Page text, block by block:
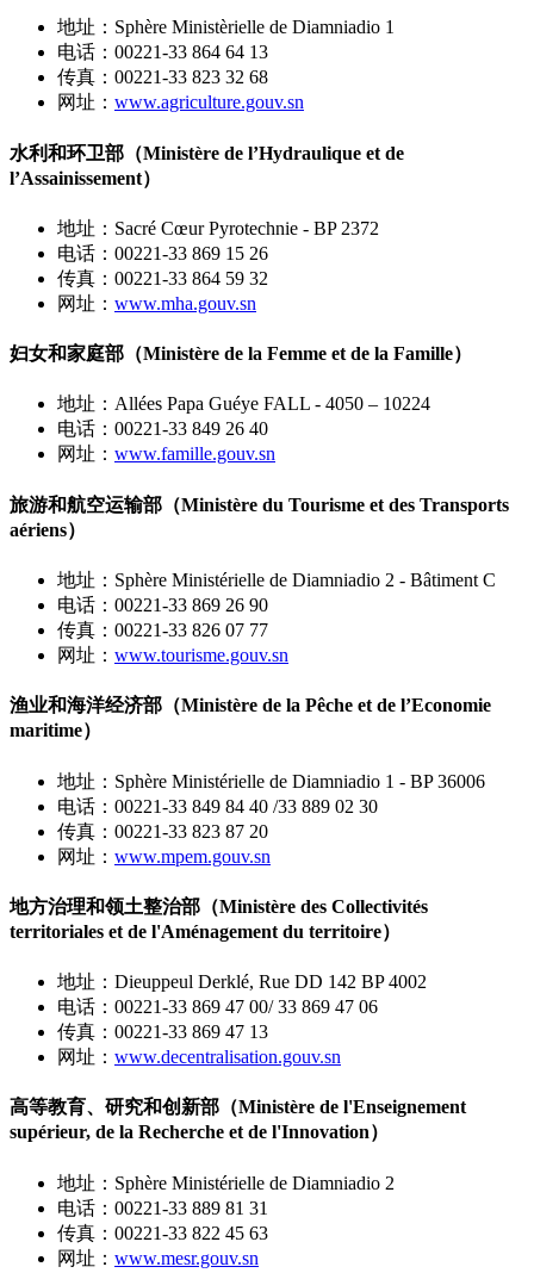
地址：Sphère Ministèrielle de Diamniadio 1
电话：00221-33 864 64 13
传真：00221-33 823 32 68
网址： www.agriculture.gouv.sn
水利和环卫部（Ministère de l’Hydraulique et de
l’Assainissement）
地址：Sacré Cœur Pyrotechnie - BP 2372
电话：00221-33 869 15 26
传真：00221-33 864 59 32
网址： www.mha.gouv.sn
妇女和家庭部（Ministère de la Femme et de la Famille）
地址：Allées Papa Guéye FALL - 4050 – 10224
电话：00221-33 849 26 40
网址： www.famille.gouv.sn
旅游和航空运输部（Ministère du Tourisme et des Transports
aériens）
地址：Sphère Ministérielle de Diamniadio 2 - Bâtiment C
电话：00221-33 869 26 90
传真：00221-33 826 07 77
网址： www.tourisme.gouv.sn
渔业和海洋经济部（Ministère de la Pêche et de l’Economie
maritime）
地址：Sphère Ministérielle de Diamniadio 1 - BP 36006
电话：00221-33 849 84 40 /33 889 02 30
传真：00221-33 823 87 20
网址： www.mpem.gouv.sn
地方治理和领土整治部（Ministère des Collectivités
territoriales et de l'Aménagement du territoire）
地址：Dieuppeul Derklé, Rue DD 142 BP 4002
电话：00221-33 869 47 00/ 33 869 47 06
传真：00221-33 869 47 13
网址： www.decentralisation.gouv.sn
高等教育、研究和创新部（Ministère de l'Enseignement
supérieur, de la Recherche et de l'Innovation）
地址：Sphère Ministérielle de Diamniadio 2
电话：00221-33 889 81 31
传真：00221-33 822 45 63
网址： www.mesr.gouv.sn